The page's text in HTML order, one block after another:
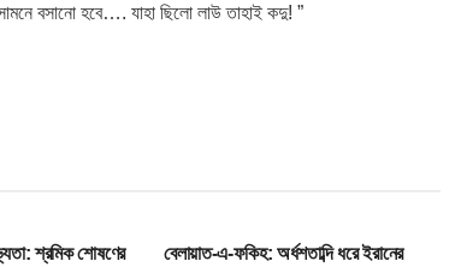
বসানো হবে…. যাহা ছিলো লাউ তাহাই কদু! ”
শ্রমিক শোষণের
বেলায়াত-এ-ফকিহ: অর্ধশতাব্দি ধরে ইরানের